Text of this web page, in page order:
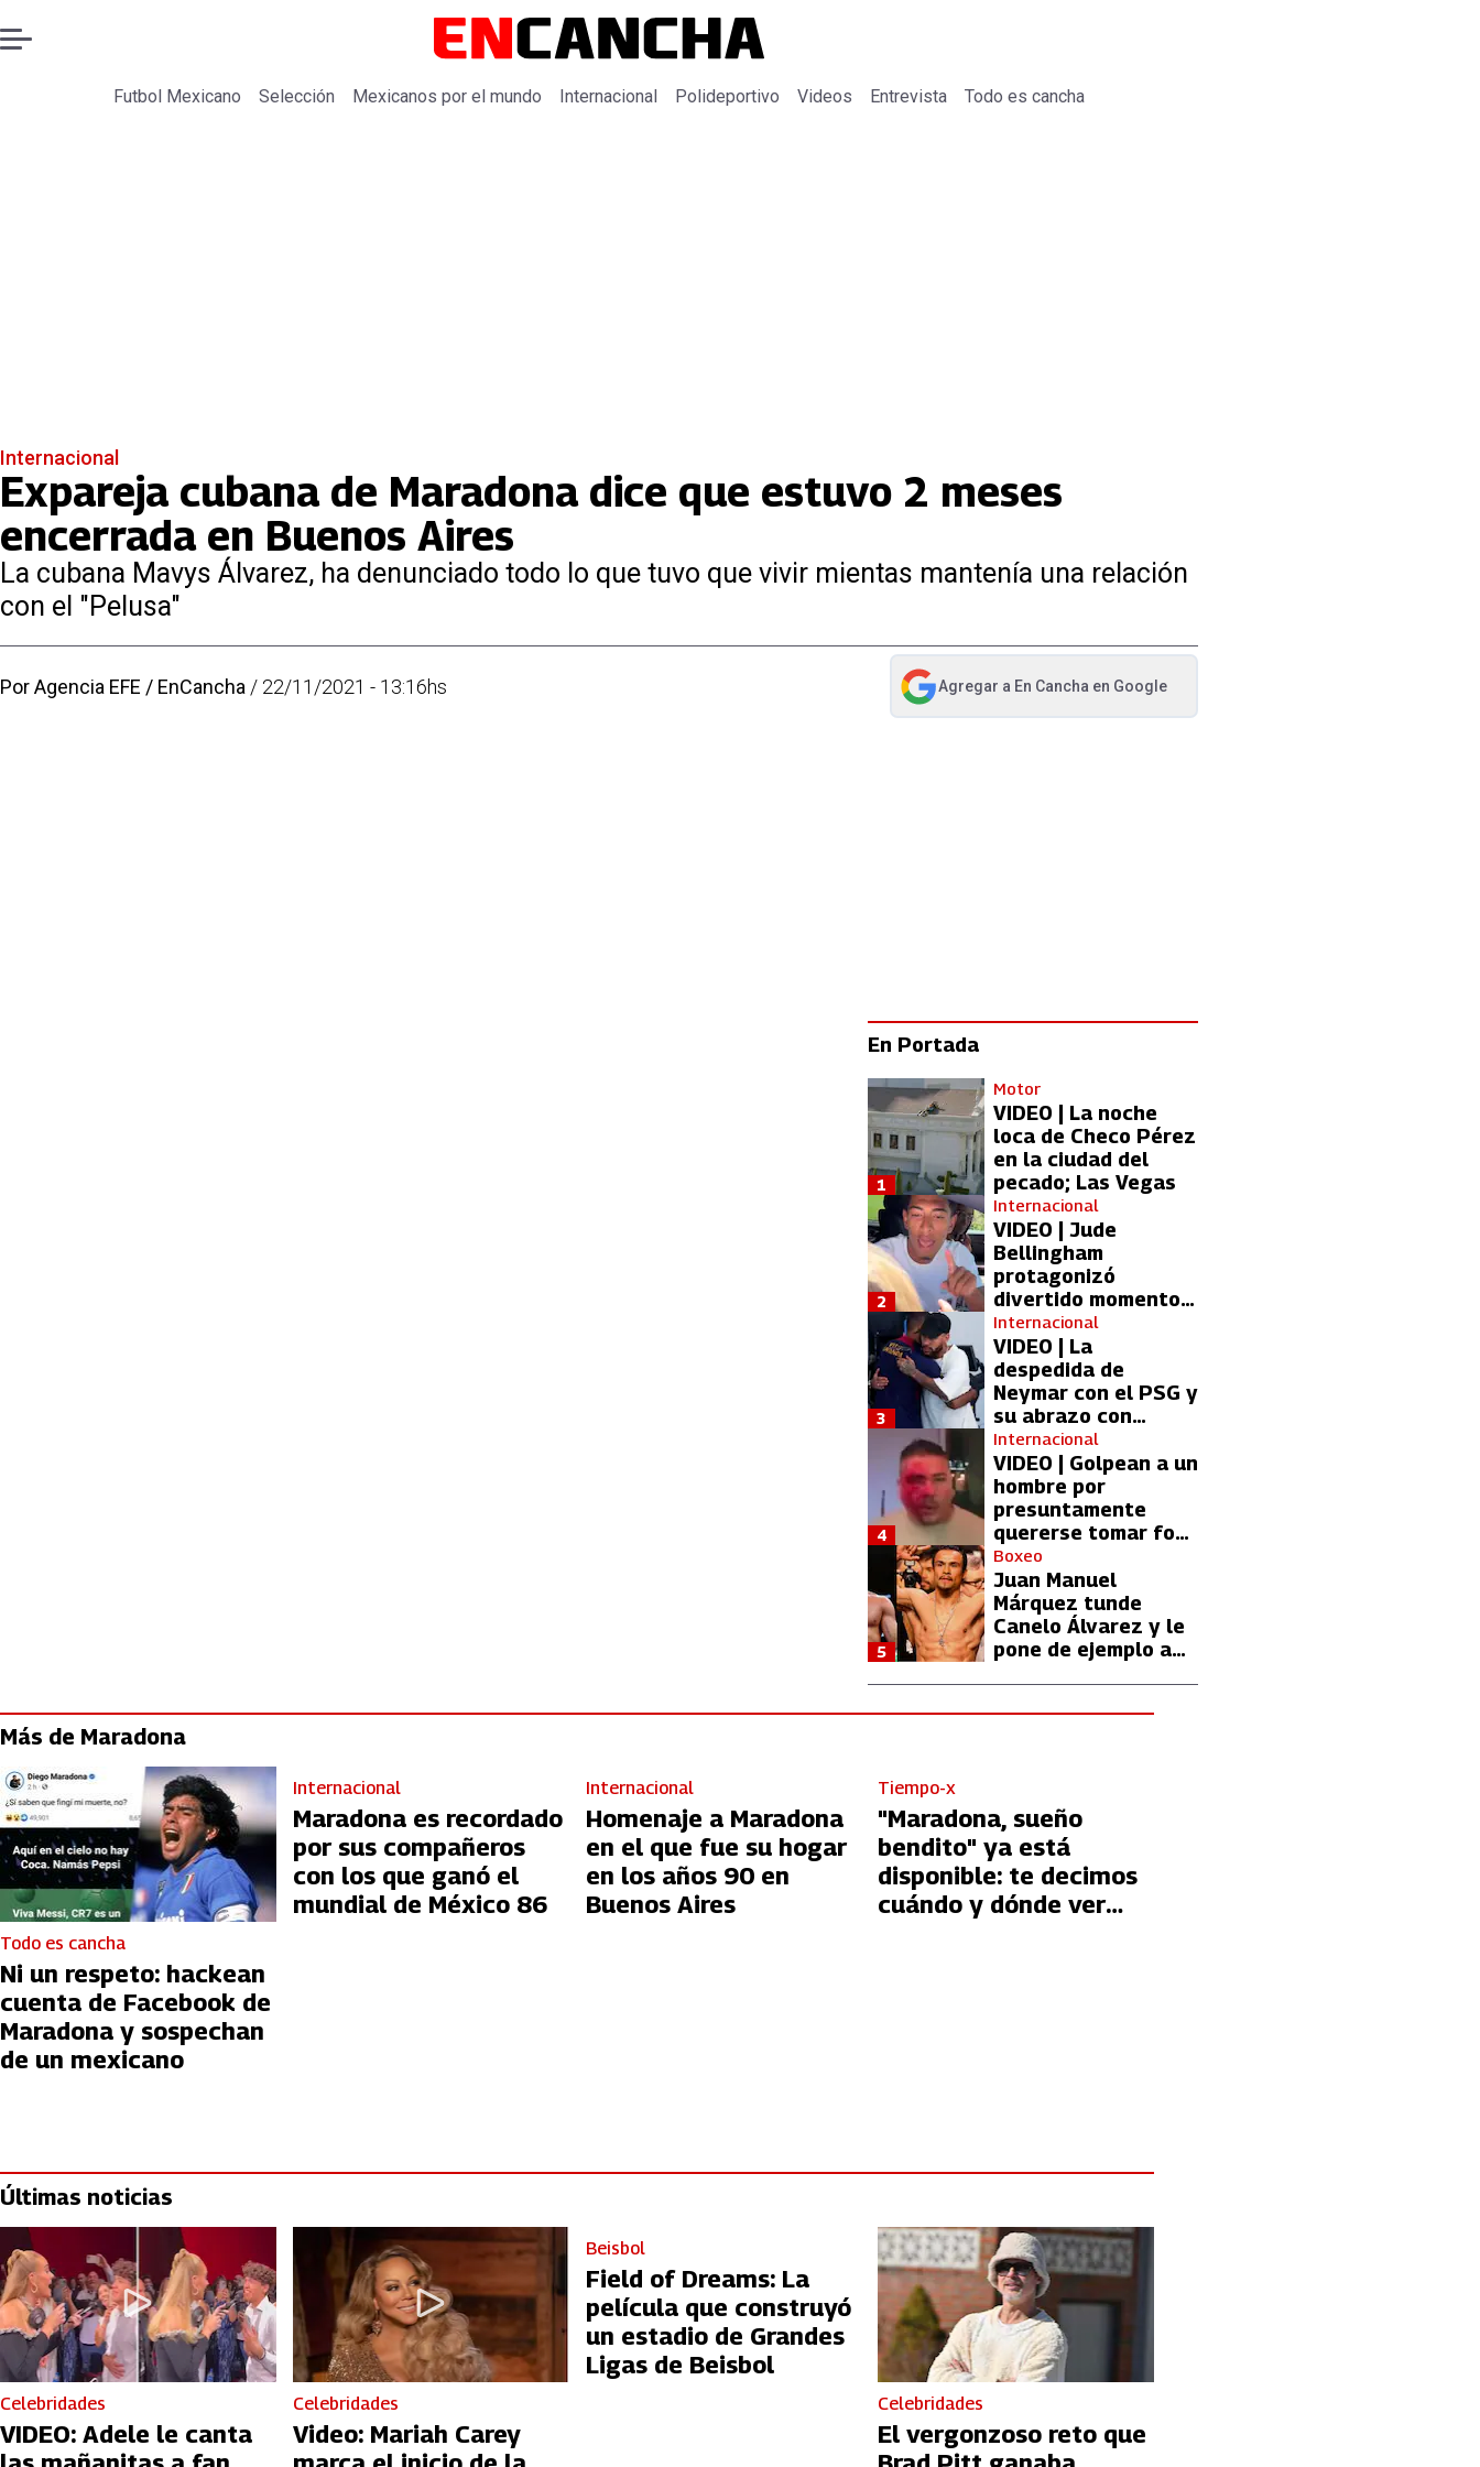
Futbol Mexicano Selección Mexicanos por el mundo Internacional Polideportivo Videos Entrevista Todo es cancha
Internacional
Expareja cubana de Maradona dice que estuvo 2 meses
encerrada en Buenos Aires
La cubana Mavys Álvarez, ha denunciado todo lo que tuvo que vivir mientas mantenía una relación
con el "Pelusa"
PorAgencia EFE / EnCancha / 22/11/2021 - 13:16hs Agregar a En Cancha en Google
abre en nueva pestaña
En Portada
Motor
VIDEO | La noche
loca de Checo Pérez
en la ciudad del
pecado; Las Vegas
1
Internacional
VIDEO | Jude
Bellingham
protagonizó
divertido momento
con aficionada del
Real Madrid
2
Internacional
VIDEO | La
despedida de
Neymar con el PSG y
su abrazo con
Kylian Mbappé
3
Internacional
VIDEO | Golpean a un
hombre por
presuntamente
quererse tomar foto
con Lionel Messi
4
Boxeo
Juan Manuel
Márquez tunde
Canelo Álvarez y le
pone de ejemplo a
5
Más de Maradona
Todo es cancha
Ni un respeto: hackean
cuenta de Facebook de
Maradona y sospechan
de un mexicano
Internacional
Maradona es recordado
por sus compañeros
con los que ganó el
mundial de México 86
Internacional
Homenaje a Maradona
en el que fue su hogar
en los años 90 en
Buenos Aires
Tiempo-x
"Maradona, sueño
bendito" ya está
disponible: te decimos
cuándo y dónde ver
Últimas noticias
Celebridades
VIDEO: Adele le canta
Celebridades
Video: Mariah Carey
Beisbol
Field of Dreams: La
película que construyó
un estadio de Grandes
Ligas de Beisbol
Celebridades
El vergonzoso reto que